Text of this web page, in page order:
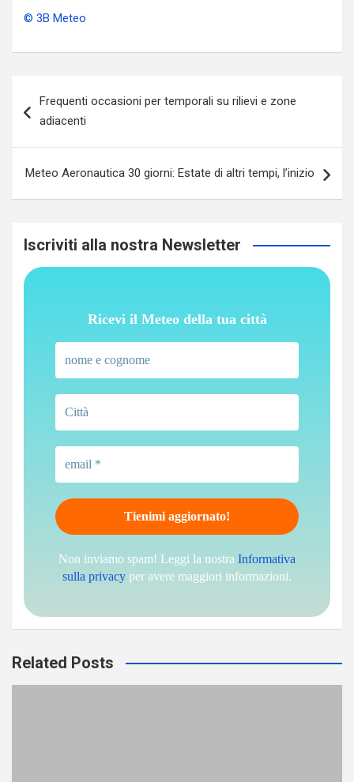
© 3B Meteo
articoli
Frequenti occasioni per temporali su rilievi e zone
adiacenti
Meteo Aeronautica 30 giorni: Estate di altri tempi, l’inizio
Iscriviti alla nostra Newsletter
Ricevi il Meteo della tua città
Non inviamo spam! Leggi la nostra Informativa
sulla privacy per avere maggiori informazioni.
Related Posts